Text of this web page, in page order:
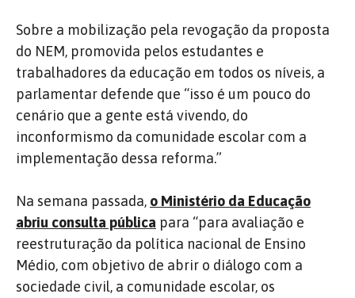
Sobre a mobilização pela revogação da proposta
do NEM, promovida pelos estudantes e
trabalhadores da educação em todos os níveis, a
parlamentar defende que “isso é um pouco do
cenário que a gente está vivendo, do
inconformismo da comunidade escolar com a
implementação dessa reforma.”
Na semana passada, o Ministério da Educação
abriu consulta pública para “para avaliação e
reestruturação da política nacional de Ensino
Médio, com objetivo de abrir o diálogo com a
sociedade civil, a comunidade escolar, os